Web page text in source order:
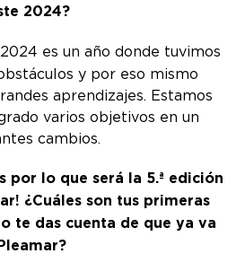
2024?
2024 es un año donde tuvimos
y por eso mismo
aprendizajes. Estamos
varios objetivos en un
cambios.
por lo que será la 5.ª edición
¿Cuáles son tus primeras
te das cuenta de que ya va